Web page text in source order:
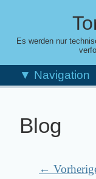
Es werden nur
▼ Navigation
Blog
←